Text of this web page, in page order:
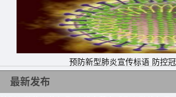
14、人的思想是了不起的，只要
15、一个穷人看见富人时想，他
么快乐。其实，我们就是那个总
预防新型肺炎宣传标语 防控
最新发布